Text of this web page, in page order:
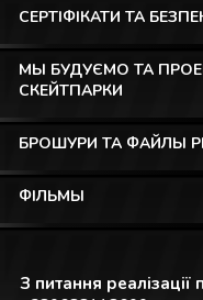
СЕРТІФІКАТИ ТА
МЫ БУДУЄМО ТА
СКЕЙТПАРКИ
БРОШУРИ ТА ФАЙЛЫ
ФІЛЬМЫ
З питання реалізації